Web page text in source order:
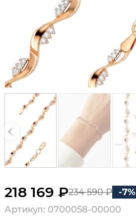
218 169 ₽234 590 ₽
-7%
Артикул: 0700058-00000